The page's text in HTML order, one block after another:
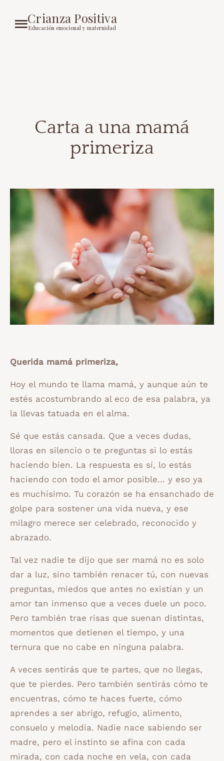
Crianza Positiva
Educación emocional y maternidad
Carta a una mamá
primeriza
Querida mamá primeriza,
Hoy el mundo te llama mamá, y aunque aún te
estés acostumbrando al eco de esa palabra, ya
la llevas tatuada en el alma.
Sé que estás cansada. Que a veces dudas,
lloras en silencio o te preguntas si lo estás
haciendo bien. La respuesta es sí, lo estás
haciendo con todo el amor posible… y eso ya
es muchísimo. Tu corazón se ha ensanchado de
golpe para sostener una vida nueva, y ese
milagro merece ser celebrado, reconocido y
abrazado.
Tal vez nadie te dijo que ser mamá no es solo
dar a luz, sino también renacer tú, con nuevas
preguntas, miedos que antes no existían y un
amor tan inmenso que a veces duele un poco.
Pero también trae risas que suenan distintas,
momentos que detienen el tiempo, y una
ternura que no cabe en ninguna palabra.
A veces sentirás que te partes, que no llegas,
que te pierdes. Pero también sentirás cómo te
encuentras, cómo te haces fuerte, cómo
aprendes a ser abrigo, refugio, alimento,
consuelo y melodía. Nadie nace sabiendo ser
madre, pero el instinto se afina con cada
mirada, con cada noche en vela, con cada